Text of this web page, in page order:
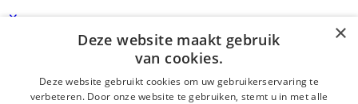
E-mail*
×
Deze website maakt gebruik
van cookies.
Deze website gebruikt cookies om uw gebruikerservaring te
verbeteren. Door onze website te gebruiken, stemt u in met alle